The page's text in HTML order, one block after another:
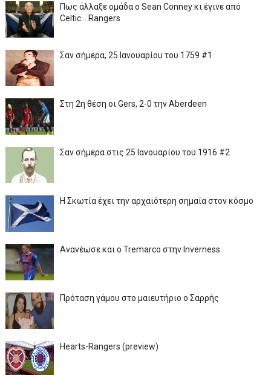
Πως άλλαξε ομάδα ο Sean Conney κι έγινε από
Celtic... Rangers
Σαν σήμερα, 25 Ιανουαρίου του 1759 #1
Στη 2η θέση οι Gers, 2-0 την Aberdeen
Σαν σήμερα στις 25 Ιανουαρίου του 1916 #2
Η Σκωτία έχει την αρχαιότερη σημαία στον κόσμο
Ανανέωσε και ο Tremarco στην Inverness
Πρόταση γάμου στο μαιευτήριο ο Σαρρής
Hearts-Rangers (preview)